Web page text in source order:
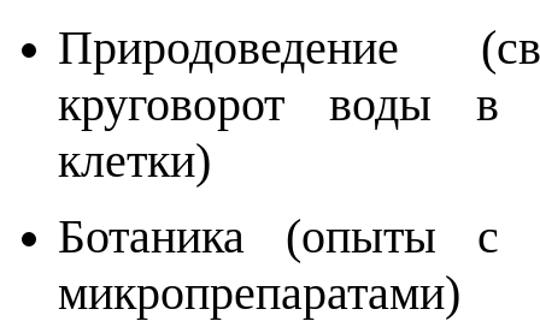
Природоведение
круговорот воды в
клетки)
Ботаника (опыты с
микропрепаратами)